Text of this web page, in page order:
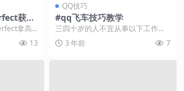
获取
拿高
跳出
13
QQ技巧
#qq飞车技巧教学
三四十岁的人不宜从事以下工作。
如果你已经三四十岁，千万不要选
择以下4种行业，尤...
3 年前 7